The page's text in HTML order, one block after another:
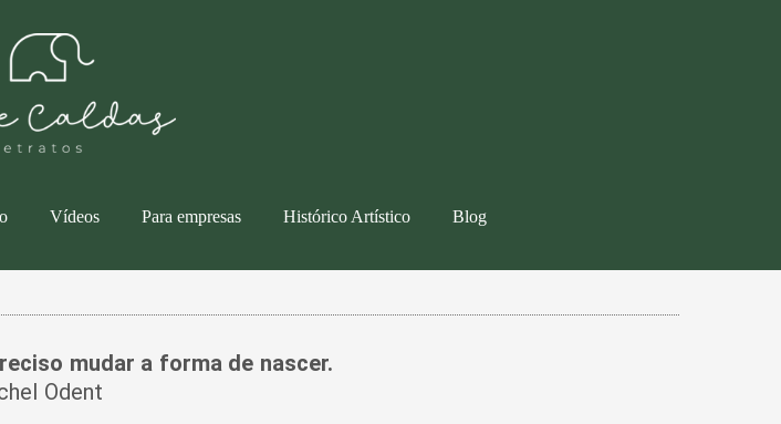
Vídeos Para empresas Histórico Artístico Blog
mudar a forma de nascer.
Odent